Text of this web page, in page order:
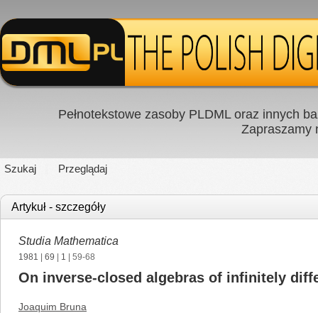
Pełnotekstowe zasoby PLDML oraz innych
Zapraszamy
Szukaj Przeglądaj
Artykuł - szczegóły
Studia Mathematica
1981 69 1 | 59-68
On inverse-closed algebras of infinitely
Joaquim Bruna